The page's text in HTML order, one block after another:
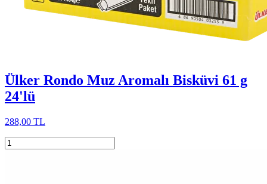
Ülker Rondo Muz Aromalı Bisküvi 61 g
24'lü
288,00 TL